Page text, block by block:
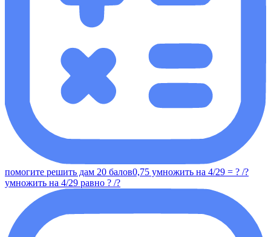
помогите решить дам 20 балов0,75 умножить на 4/29 = ? /?
умножить на 4/29 равно ? /?